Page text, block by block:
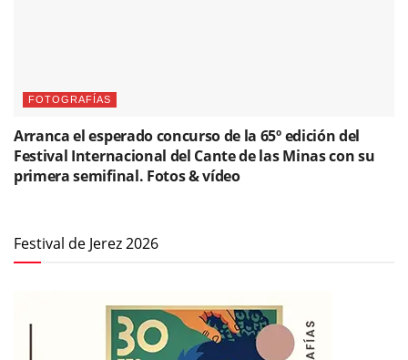
FOTOGRAFÍAS
Arranca el esperado concurso de la 65º edición del
Festival Internacional del Cante de las Minas con su
primera semifinal. Fotos & vídeo
Festival de Jerez 2026